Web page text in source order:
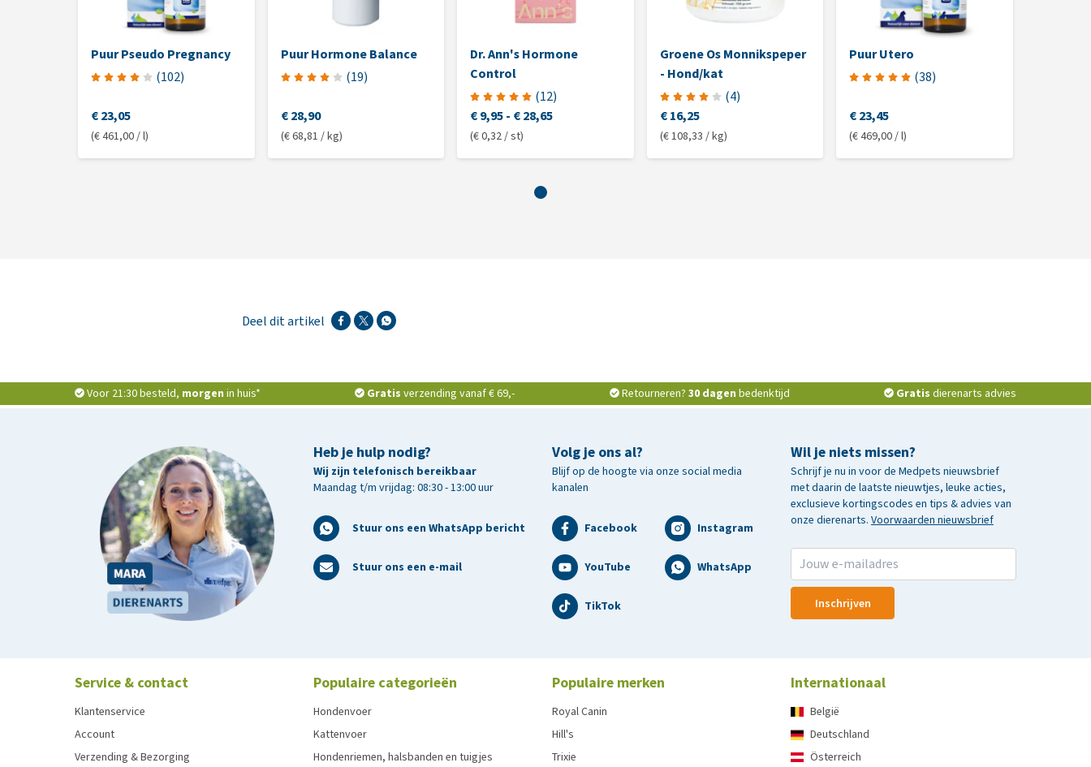
Puur Pseudo Pregnancy
(102)
€ 23,05
(€ 461,00 / l)
Puur Hormone Balance
(19)
€ 28,90
(€ 68,81 / kg)
Dr. Ann's Hormone
Control
(12)
€ 9,95- € 28,65
(€ 0,32 / st)
Groene Os Monnikspeper
- Hond/kat
(4)
€ 16,25
(€ 108,33 / kg)
Puur Utero
(38)
€ 23,45
(€ 469,00 / l)
Deel dit artikel
Voor 21:30 besteld, morgen in huis* Gratis verzending vanaf € 69,- Retourneren? 30 dagen bedenktijd Gratis dierenarts advies
Heb je hulp nodig?
Wij zijn telefonisch bereikbaar
Maandag t/m vrijdag: 08:30 - 13:00 uur
Stuur ons een WhatsApp bericht
Stuur ons een e-mail
Wil je niets missen?
Schrijf je nu in voor de Medpets nieuwsbrief
met daarin de laatste nieuwtjes, leuke acties,
exclusieve kortingscodes en tips & advies van
onze dierenarts. Voorwaarden nieuwsbrief
Inschrijven
Volg je ons al?
Blijf op de hoogte via onze social media
kanalen
Facebook Instagram
YouTube WhatsApp
TikTok
Service & contact
Klantenservice
Account
Verzending & Bezorging
Populaire categorieën
Hondenvoer
Kattenvoer
Hondenriemen, halsbanden en tuigjes
Populaire merken
Royal Canin
Hill's
Trixie
Internationaal
België
Deutschland
Österreich